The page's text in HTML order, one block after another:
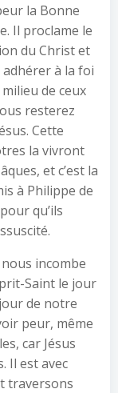
la Bonne
Il proclame le
du Christ et
à la foi
de ceux
resterez
Cette
la vivront
et c’est la
à Philippe de
qu’ils
incombe
Saint le jour
de notre
peur, même
car Jésus
Il est avec
traversons